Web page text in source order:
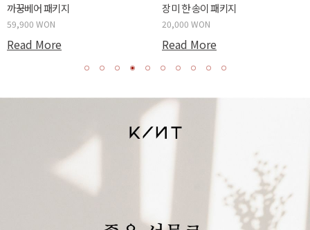
까꿍베어 패키지
59,900 WON
Read More
장미 한 송이 패키지
20,000 WON
Read More